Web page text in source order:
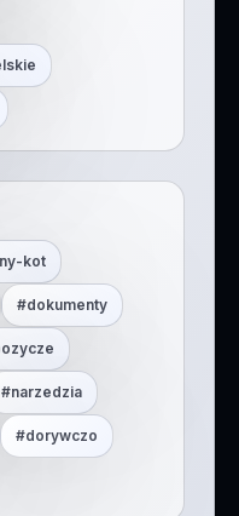
kot
#dokumenty
#narzedzia
#dorywczo